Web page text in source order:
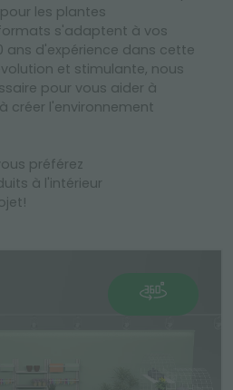
les plantes
s'adaptent à vos
ans d'expérience dans cette
et stimulante, nous
pour vous aider à
créer l'environnement
préférez
à l'intérieur